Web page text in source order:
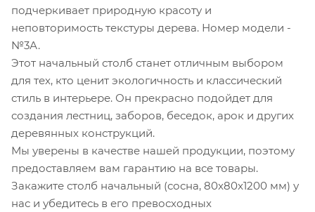
подчеркивает природную красоту и
неповторимость текстуры дерева. Номер модели -
№3А.
Этот начальный столб станет отличным выбором
для тех, кто ценит экологичность и классический
стиль в интерьере. Он прекрасно подойдет для
создания лестниц, заборов, беседок, арок и других
деревянных конструкций.
Мы уверены в качестве нашей продукции, поэтому
предоставляем вам гарантию на все товары.
Закажите столб начальный (сосна, 80x80x1200 мм) у
нас и убедитесь в его превосходных